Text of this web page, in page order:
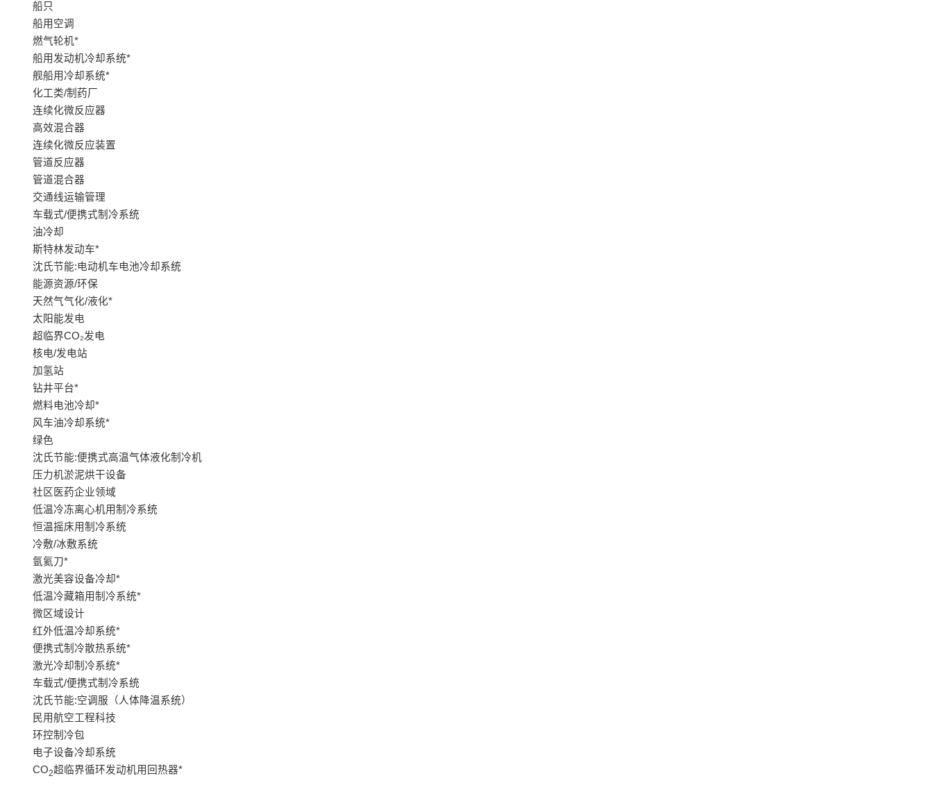
船只
船用空调
燃气轮机*
船用发动机冷却系统*
舰船用冷却系统*
化工类/制药厂
连续化微反应器
高效混合器
连续化微反应装置
管道反应器
管道混合器
交通线运输管理
车载式/便携式制冷系统
油冷却
斯特林发动车*
沈氏节能:电动机车电池冷却系统
能源资源/环保
天然气气化/液化*
太阳能发电
超临界CO₂发电
核电/发电站
加氢站
钻井平台*
燃料电池冷却*
风车油冷却系统*
绿色
沈氏节能:便携式高温气体液化制冷机
压力机淤泥烘干设备
社区医药企业领域
低温冷冻离心机用制冷系统
恒温摇床用制冷系统
冷敷/冰敷系统
氩氦刀*
激光美容设备冷却*
低温冷藏箱用制冷系统*
微区域设计
红外低温冷却系统*
便携式制冷散热系统*
激光冷却制冷系统*
车载式/便携式制冷系统
沈氏节能:空调服（人体降温系统）
民用航空工程科技
环控制冷包
电子设备冷却系统
CO2超临界循环发动机用回热器*